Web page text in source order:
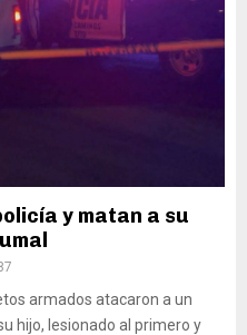
y matan a su
armados atacaron a un
hijo, lesionado al primero y